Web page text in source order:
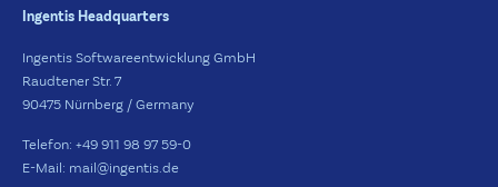
Ingentis Headquarters
Ingentis Softwareentwicklung GmbH
Raudtener Str. 7
90475 Nürnberg / Germany
Telefon: +49 911 98 97 59-0
E-Mail: mail@ingentis.de